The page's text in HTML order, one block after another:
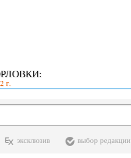
г.
эксклюзив выбор редакции